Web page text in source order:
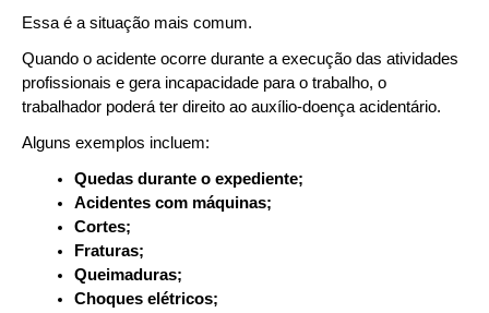
Essa é a situação mais comum.
Quando o acidente ocorre durante a execução das atividades
profissionais e gera incapacidade para o trabalho, o
trabalhador poderá ter direito ao auxílio-doença acidentário.
Alguns exemplos incluem:
Quedas durante o expediente;
Acidentes com máquinas;
Cortes;
Fraturas;
Queimaduras;
Choques elétricos;